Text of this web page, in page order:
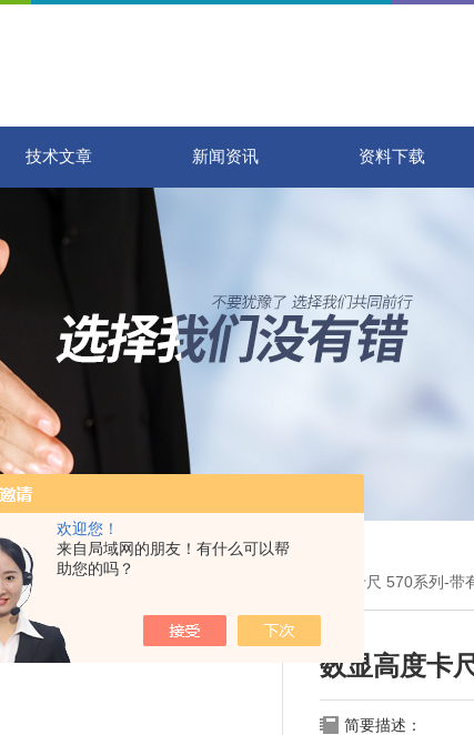
欢迎您！
来自局域网的朋友！有什么可以帮
助您的吗？
技术文章 新闻资讯 资料下载
> 产品展示 > 三丰耗材与配件 > 数显高度卡尺 570系列-带
数显高度卡
简要描述：